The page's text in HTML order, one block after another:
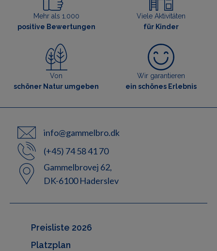
Mehr als 1.000
positive Bewertungen
Viele Aktivitäten
für Kinder
Von
schöner Natur umgeben
Wir garantieren
ein schönes Erlebnis
info@gammelbro.dk
(+45) 74 58 41 70
Gammelbrovej 62,
DK-6100 Haderslev
Preisliste 2026
Platzplan